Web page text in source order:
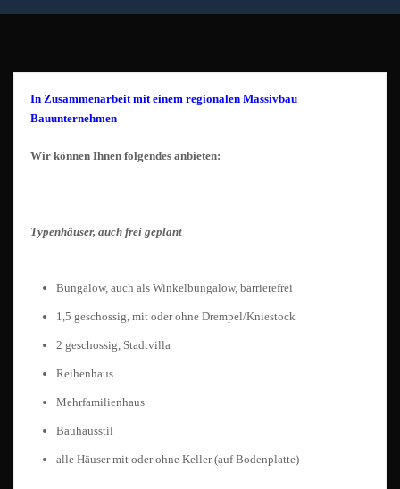
In Zusammenarbeit mit einem regionalen Massivbau
Bauunternehmen
Wir können Ihnen folgendes anbieten:
Typenhäuser, auch frei geplant
Bungalow, auch als Winkelbungalow, barrierefrei
1,5 geschossig, mit oder ohne Drempel/Kniestock
2 geschossig, Stadtvilla
Reihenhaus
Mehrfamilienhaus
Bauhausstil
alle Häuser mit oder ohne Keller (auf Bodenplatte)